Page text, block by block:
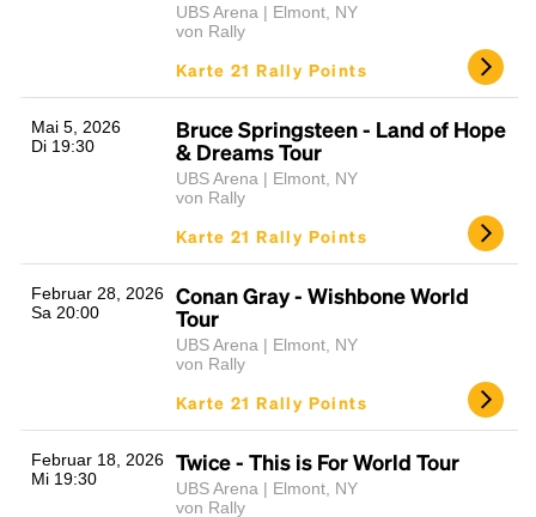
UBS Arena | Elmont, NY
von Rally
Karte 21 Rally Points
Mai 5, 2026
Di 19:30
Bruce Springsteen - Land of Hope
& Dreams Tour
UBS Arena | Elmont, NY
von Rally
Karte 21 Rally Points
Februar 28, 2026
Sa 20:00
Conan Gray - Wishbone World
Tour
UBS Arena | Elmont, NY
von Rally
Karte 21 Rally Points
Februar 18, 2026
Mi 19:30
Twice - This is For World Tour
UBS Arena | Elmont, NY
von Rally